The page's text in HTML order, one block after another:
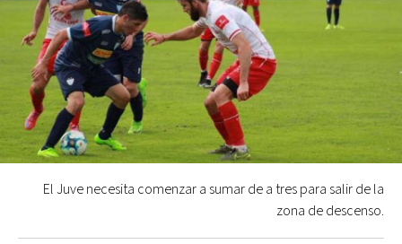
El Juve necesita comenzar a sumar de a tres para salir de la
zona de descenso.